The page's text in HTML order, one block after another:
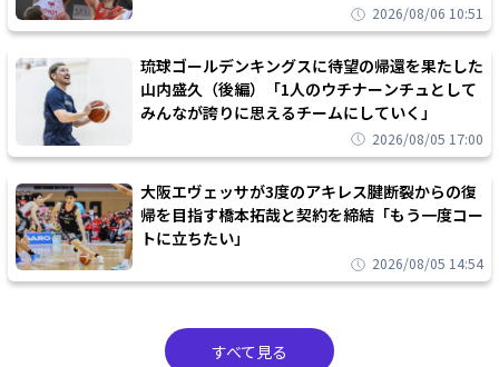
2026/08/06 10:51
琉球ゴールデンキングスに待望の帰還を果たした
山内盛久（後編）「1人のウチナーンチュとして
みんなが誇りに思えるチームにしていく」
2026/08/05 17:00
大阪エヴェッサが3度のアキレス腱断裂からの復
帰を目指す橋本拓哉と契約を締結「もう一度コー
トに立ちたい」
2026/08/05 14:54
すべて見る